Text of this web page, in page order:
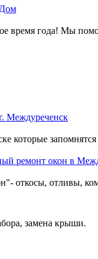
время года! Мы
Междуреченск
которые
ремонт окон в
откосы, отливы,
замена крыши.